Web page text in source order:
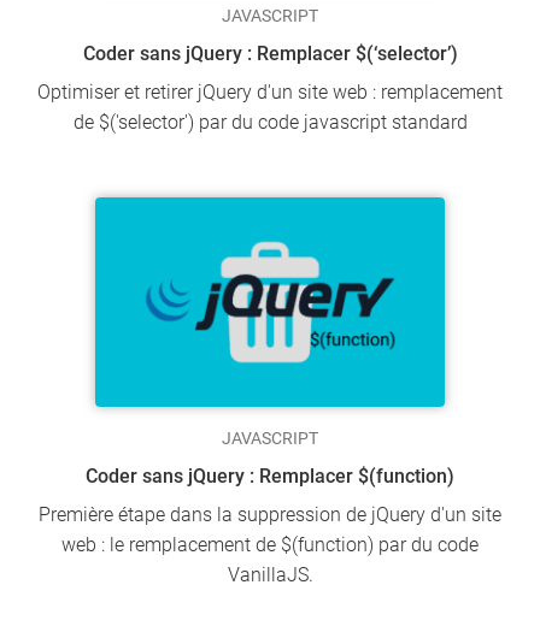
JAVASCRIPT
Coder sans jQuery : Remplacer $(‘selector’)
Optimiser et retirer jQuery d'un site web : remplacement
de $('selector') par du code javascript standard
JAVASCRIPT
Coder sans jQuery : Remplacer $(function)
Première étape dans la suppression de jQuery d'un site
web : le remplacement de $(function) par du code
VanillaJS.